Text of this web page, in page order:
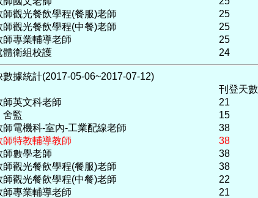
師觀光餐飲學程(餐服)老師
25
師觀光餐飲學程(中餐)老師
25
師專業輔導老師
25
體衛組校護
24
數據統計(2017-05-06~2017-07-12)
刊登天數
師英文科老師
21
舍監
15
師電機科-室內-工業配線老師
38
師特教輔導教師
38
師數學老師
38
師觀光餐飲學程(餐服)老師
38
師觀光餐飲學程(中餐)老師
22
師專業輔導老師
21